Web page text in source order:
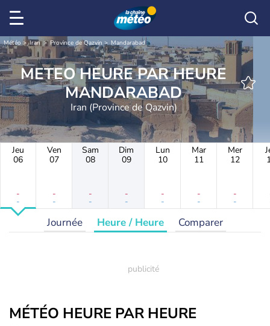
Météo Iran Province de Qazvin Mandarabad
METEO HEURE PAR HEURE
MANDARABAD
Iran (Province de Qazvin)
Jeu
06
-
-
Ven
07
-
-
Sam
08
-
-
Dim
09
-
-
Lun
10
-
-
Mar
11
-
-
Mer
12
-
-
Journée Heure / Heure Comparer
MÉTÉO HEURE PAR HEURE